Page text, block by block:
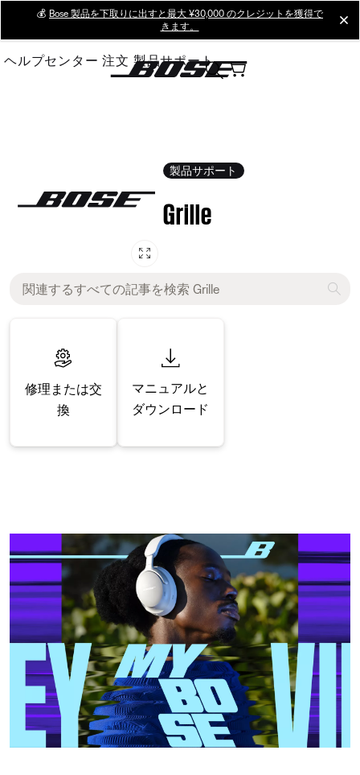
Main
💰 Bose 製品を下取りに出すと最大 ¥30,000 のクレジットを獲得で
きます。
ヘルプセンター 注文 製品サポート
製品サポート
Grille
修理または交
換
マニュアルと
ダウンロード